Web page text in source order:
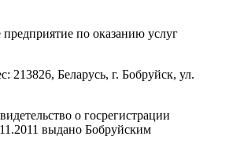
предприятие по оказанию услуг
213826, Беларусь, г. Бобруйск, ул.
о госрегистрации
выдано Бобруйским